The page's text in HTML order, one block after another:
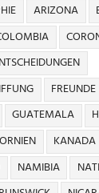
ARIZONA
FREUNDE
GUATEMALA
KANADA
NAMIBIA